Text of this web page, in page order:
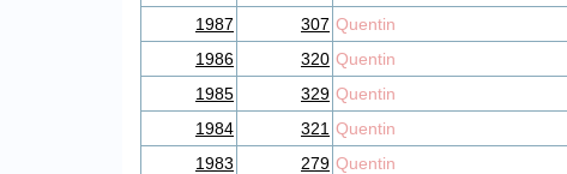
1987
307 Quentin
1986
320 Quentin
1985
329 Quentin
1984
321 Quentin
1983
279 Quentin